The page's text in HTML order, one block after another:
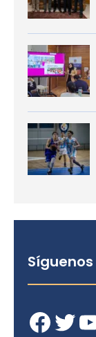
Síguenos
Facebook Twitter YouTube